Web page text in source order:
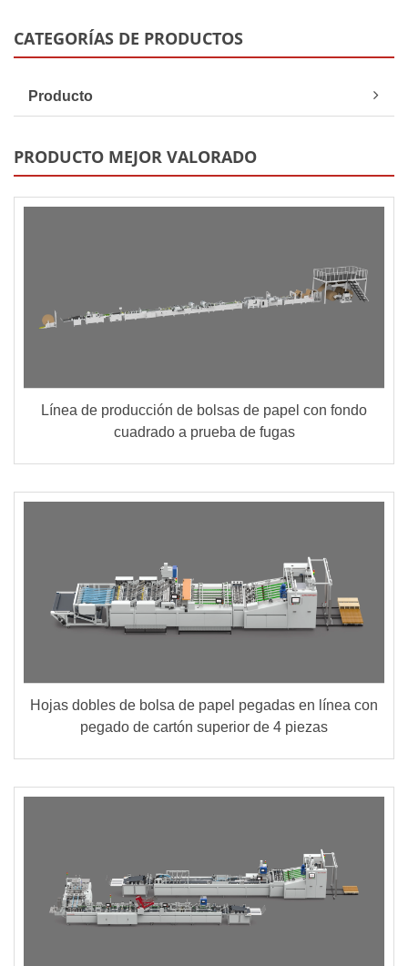
CATEGORÍAS DE PRODUCTOS
Producto
PRODUCTO MEJOR VALORADO
Línea de producción de bolsas de papel con fondo
cuadrado a prueba de fugas
Hojas dobles de bolsa de papel pegadas en línea con
pegado de cartón superior de 4 piezas